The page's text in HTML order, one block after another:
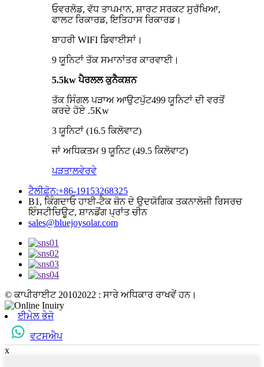
ਓਵਰਲੋਡ, ਵੱਧ ਤਾਪਮਾਨ, ਸ਼ਾਰਟ ਸਰਕਟ ਸੁਰੱਖਿਆ,
ਫਾਲਟ ਰਿਕਾਰਡ, ਇਤਿਹਾਸ ਰਿਕਾਰਡ।
ਬਾਹਰੀ WIFI ਡਿਵਾਈਸਾਂ।
9 ਯੂਨਿਟਾਂ ਤੱਕ ਸਮਾਨਾਂਤਰ ਕਾਰਵਾਈ।
5.5kw ਪੈਰਲਲ ਕੁਨੈਕਸ਼ਨ
ਤੱਕ ਸਿੰਗਲ ਪੜਾਅ ਆਉਟਪੁੱਟ499 ਯੂਨਿਟਾਂ ਦੀ ਵਰਤੋਂ
ਕਰਦੇ ਹੋਏ .5Kw
3 ਯੂਨਿਟਾਂ (16.5 ਕਿਲੋਵਾਟ)
ਜਾਂ ਅਧਿਕਤਮ 9 ਯੂਨਿਟ (49.5 ਕਿਲੋਵਾਟ)
ਪੜਤਾਲਵੇਰਵੇ
ਟੈਲੀਫ਼ੋਨ:+86-19153268325
B1, ਕਿੰਗਦਾਓ ਹਾਈ-ਟੈਕ ਜ਼ੋਨ ਦੇ ਉਦਯੋਗਿਕ ਤਕਨਾਲੋਜੀ ਰਿਸਰਚ
ਇੰਸਟੀਚਿਊਟ, ਸ਼ਾਨਡੋਂਗ ਪ੍ਰਾਂਤ ਚੀਨ
sales@bluejoysolar.com
© ਕਾਪੀਰਾਈਟ 20102022 : ਸਾਰੇ ਅਧਿਕਾਰ ਰਾਖਵੇਂ ਹਨ।
ਈਮੇਲ ਭੇਜੋ
ਵਟਸਐਪ
x